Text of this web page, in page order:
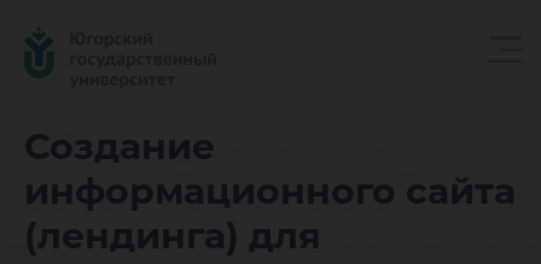
Создание
информационного сайта
(лендинга) для